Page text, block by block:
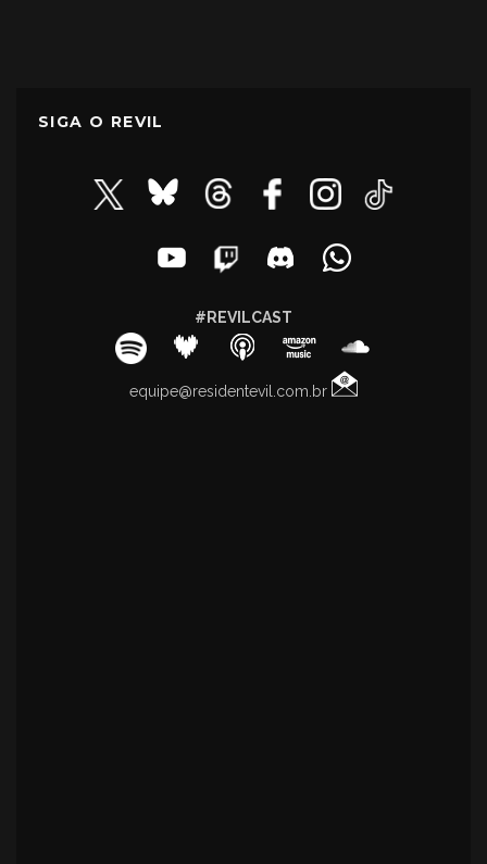
SIGA O REVIL
#REVILCAST
equipe@residentevil.com.br